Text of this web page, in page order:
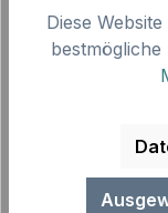
Beschreibung
individuellen
Diese